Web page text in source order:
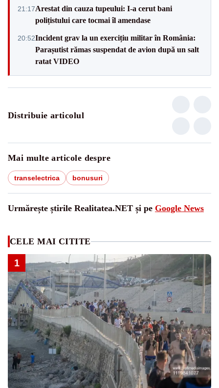
21:17Arestat din cauza tupeului: I-a cerut bani
polițistului care tocmai îl amendase
20:52Incident grav la un exercițiu militar în România:
Parașutist rămas suspendat de avion după un salt
ratat VIDEO
Distribuie articolul
Mai multe articole despre
transelectrica bonusuri
Urmărește știrile Realitatea.NET și pe Google News
CELE MAI CITITE
1